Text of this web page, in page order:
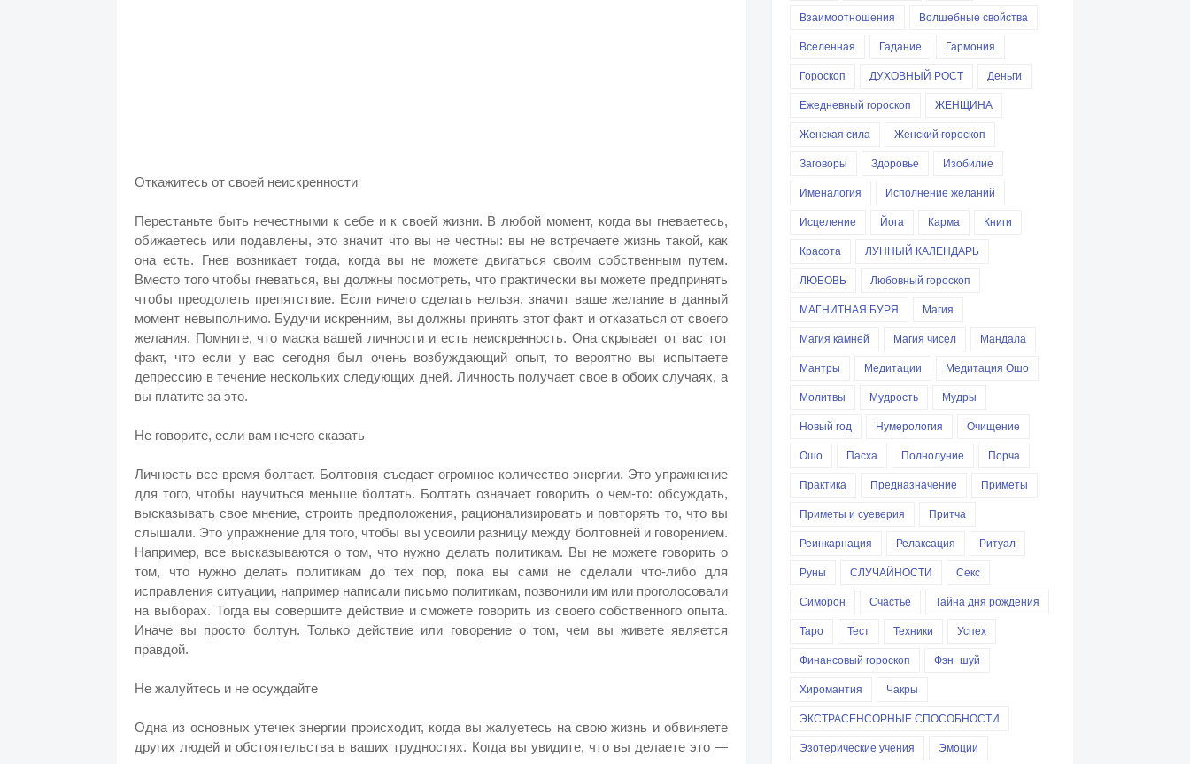
Откажитесь от своей неискренности
Перестаньте быть нечестными к себе и к своей жизни. В любой момент, когда вы гневаетесь,
обижаетесь или подавлены, это значит что вы не честны: вы не встречаете жизнь такой, как
она есть. Гнев возникает тогда, когда вы не можете двигаться своим собственным путем.
Вместо того чтобы гневаться, вы должны посмотреть, что практически вы можете предпринять
чтобы преодолеть препятствие. Если ничего сделать нельзя, значит ваше желание в данный
момент невыполнимо. Будучи искренним, вы должны принять этот факт и отказаться от своего
желания. Помните, что маска вашей личности и есть неискренность. Она скрывает от вас тот
факт, что если у вас сегодня был очень возбуждающий опыт, то вероятно вы испытаете
депрессию в течение нескольких следующих дней. Личность получает свое в обоих случаях, а
вы платите за это.
Не говорите, если вам нечего сказать
Личность все время болтает. Болтовня съедает огромное количество энергии. Это упражнение
для того, чтобы научиться меньше болтать. Болтать означает говорить о чем-то: обсуждать,
высказывать свое мнение, строить предположения, рационализировать и повторять то, что вы
слышали. Это упражнение для того, чтобы вы усвоили разницу между болтовней и говорением.
Например, все высказываются о том, что нужно делать политикам. Вы не можете говорить о
том, что нужно делать политикам до тех пор, пока вы сами не сделали что-либо для
исправления ситуации, например написали письмо политикам, позвонили им или проголосовали
на выборах. Тогда вы совершите действие и сможете говорить из своего собственного опыта.
Иначе вы просто болтун. Только действие или говорение о том, чем вы живете является
правдой.
Не жалуйтесь и не осуждайте
Одна из основных утечек энергии происходит, когда вы жалуетесь на свою жизнь и обвиняете
других людей и обстоятельства в ваших трудностях. Когда вы увидите, что вы делаете это —
Взаимоотношения
Волшебные свойства
Вселенная
Гадание
Гармония
Гороскоп
ДУХОВНЫЙ РОСТ
Деньги
Ежедневный гороскоп
ЖЕНЩИНА
Женская сила
Женский гороскоп
Заговоры
Здоровье
Изобилие
Именалогия
Исполнение желаний
Исцеление
Йога Карма
Книги
Красота
ЛУННЫЙ КАЛЕНДАРЬ
ЛЮБОВЬ
Любовный гороскоп
МАГНИТНАЯ БУРЯ
Магия
Магия камней
Магия чисел
Мандала
Мантры
Медитации
Медитация Ошо
Молитвы
Мудрость
Мудры
Новый год
Нумерология
Очищение
Ошо
Пасха Полнолуние
Порча
Практика
Предназначение
Приметы
Приметы и суеверия
Притча
Реинкарнация
Релаксация
Ритуал
Руны
СЛУЧАЙНОСТИ
Секс
Симорон
Счастье
Тайна дня рождения
Таро
Тест Техники
Успех
Финансовый гороскоп
Фэн-шуй
Хиромантия
Чакры
ЭКСТРАСЕНСОРНЫЕ СПОСОБНОСТИ
Эзотерические учения
Эмоции